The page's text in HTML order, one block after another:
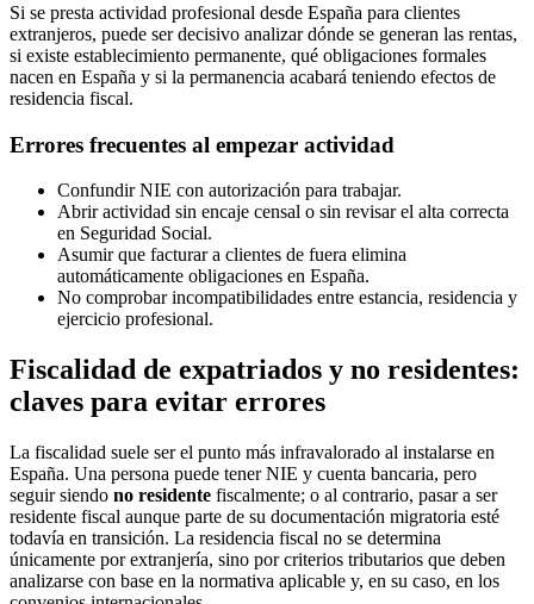
Si se presta actividad profesional desde España para clientes
extranjeros, puede ser decisivo analizar dónde se generan las rentas,
si existe establecimiento permanente, qué obligaciones formales
nacen en España y si la permanencia acabará teniendo efectos de
residencia fiscal.
Errores frecuentes al empezar actividad
Confundir NIE con autorización para trabajar.
Abrir actividad sin encaje censal o sin revisar el alta correcta
en Seguridad Social.
Asumir que facturar a clientes de fuera elimina
automáticamente obligaciones en España.
No comprobar incompatibilidades entre estancia, residencia y
ejercicio profesional.
Fiscalidad de expatriados y no residentes:
claves para evitar errores
La fiscalidad suele ser el punto más infravalorado al instalarse en
España. Una persona puede tener NIE y cuenta bancaria, pero
seguir siendo no residente fiscalmente; o al contrario, pasar a ser
residente fiscal aunque parte de su documentación migratoria esté
todavía en transición. La residencia fiscal no se determina
únicamente por extranjería, sino por criterios tributarios que deben
analizarse con base en la normativa aplicable y, en su caso, en los